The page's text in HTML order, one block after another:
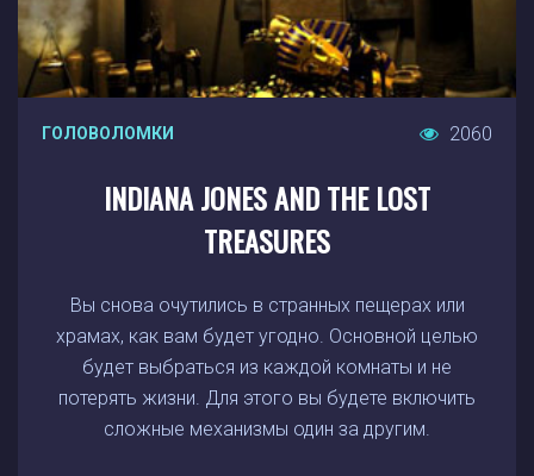
ГОЛОВОЛОМКИ 2060
INDIANA JONES AND THE LOST
TREASURES
Вы снова очутились в странных пещерах или
храмах, как вам будет угодно. Основной целью
будет выбраться из каждой комнаты и не
потерять жизни. Для этого вы будете включить
сложные механизмы один за другим.